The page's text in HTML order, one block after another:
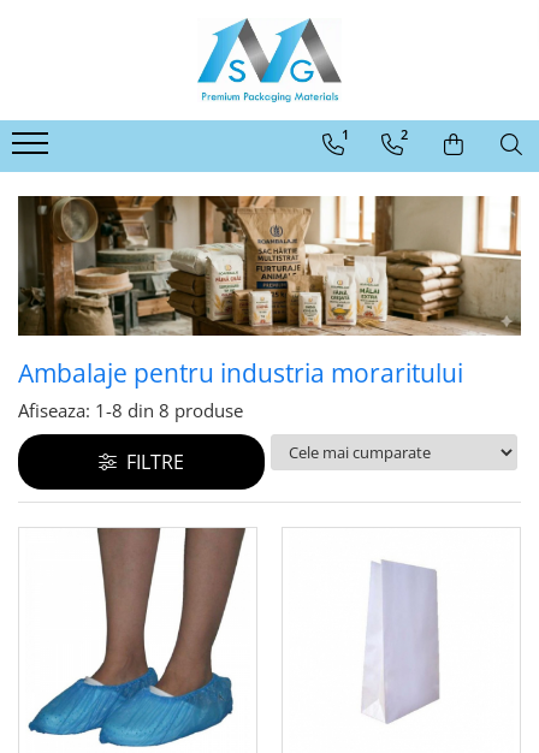
Categorii ambalaje MSG
Ambalaje pentru comert online
Ambalaje pentru panificatie,
patiserii, fast-food si horeca
Ambalaje pentru abatoare si
industria de procesare a carnii
Ambalaje pentru comert offline
Ambalaje pentru industria
Ambalaje agro-industriale
Protectie
Alte ambalaje
1 2
Ambalaje pentru industria moraritului
Afiseaza: 1-8 din 8 produse
FILTRE